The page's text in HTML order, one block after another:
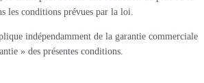
les conditions prévues par la loi.
indépendamment de la garantie commerciale
» des présentes conditions.